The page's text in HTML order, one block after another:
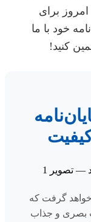
برای
خود با ما
کنید!
خواهد گرفت که
بصری و جذاب